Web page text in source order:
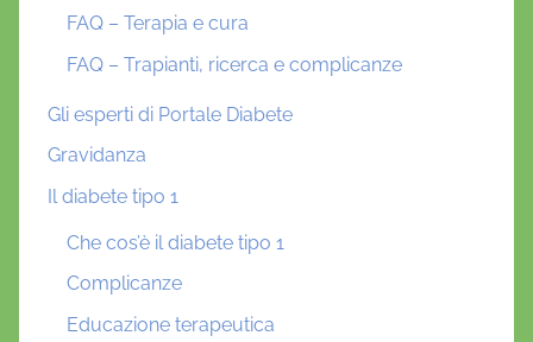
FAQ – Terapia e cura
FAQ – Trapianti, ricerca e complicanze
Gli esperti di Portale Diabete
Gravidanza
Il diabete tipo 1
Che cos’è il diabete tipo 1
Complicanze
Educazione terapeutica